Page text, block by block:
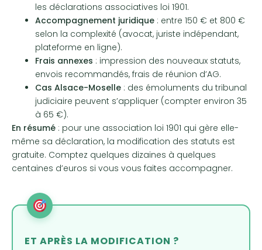
les déclarations associatives loi 1901.
Accompagnement juridique : entre 150 € et 800 €
selon la complexité (avocat, juriste indépendant,
plateforme en ligne).
Frais annexes : impression des nouveaux statuts,
envois recommandés, frais de réunion d’AG.
Cas Alsace-Moselle : des émoluments du tribunal
judiciaire peuvent s’appliquer (compter environ 35
à 65 €).
En résumé : pour une association loi 1901 qui gère elle-
même sa déclaration, la modification des statuts est
gratuite. Comptez quelques dizaines à quelques
centaines d’euros si vous vous faites accompagner.
ET APRÈS LA MODIFICATION ?